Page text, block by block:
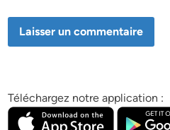
Téléchargez notre application :